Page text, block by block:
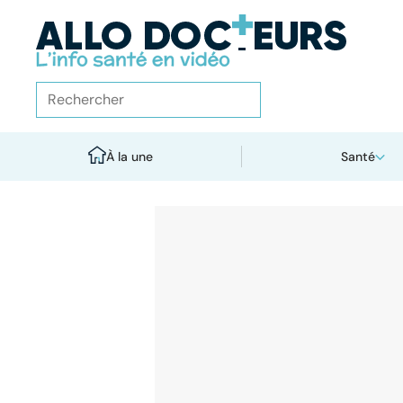
À la une Santé